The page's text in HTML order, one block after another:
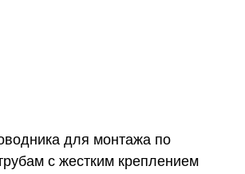
для монтажа по
с жестким креплением